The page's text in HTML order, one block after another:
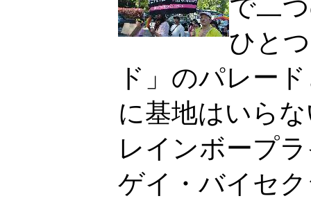
で二
ひと
ド」のパレー
に基地はいら
レインボープ
ゲイ・バイセ